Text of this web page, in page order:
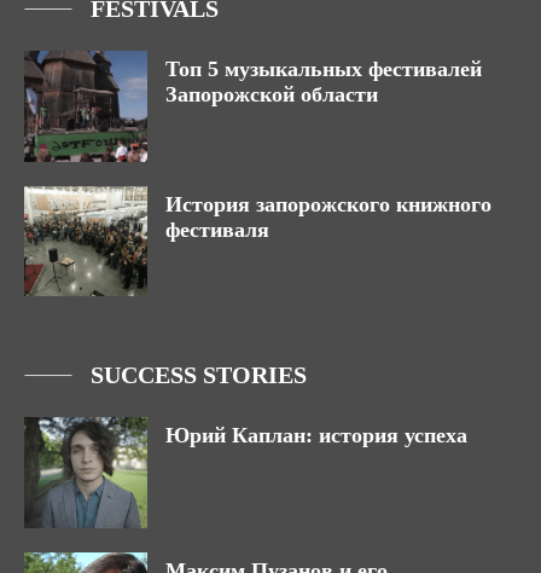
FESTIVALS
Топ 5 музыкальных фестивалей
Запорожской области
История запорожского книжного
фестиваля
SUCCESS STORIES
Юрий Каплан: история успеха